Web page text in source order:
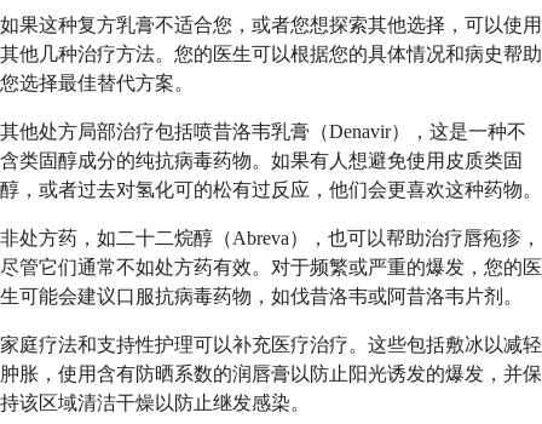
如果这种复方乳膏不适合您，或者您想探索其他选择，可以使用
其他几种治疗方法。您的医生可以根据您的具体情况和病史帮助
您选择最佳替代方案。
其他处方局部治疗包括喷昔洛韦乳膏（Denavir），这是一种不
含类固醇成分的纯抗病毒药物。如果有人想避免使用皮质类固
醇，或者过去对氢化可的松有过反应，他们会更喜欢这种药物。
非处方药，如二十二烷醇（Abreva），也可以帮助治疗唇疱疹，
尽管它们通常不如处方药有效。对于频繁或严重的爆发，您的医
生可能会建议口服抗病毒药物，如伐昔洛韦或阿昔洛韦片剂。
家庭疗法和支持性护理可以补充医疗治疗。这些包括敷冰以减轻
肿胀，使用含有防晒系数的润唇膏以防止阳光诱发的爆发，并保
持该区域清洁干燥以防止继发感染。